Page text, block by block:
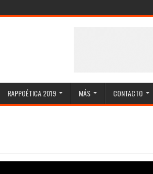
RAPPOÉTICA 2019 MÁS CONTACTO